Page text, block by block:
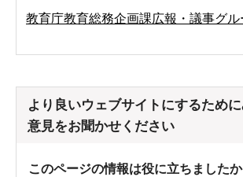
教育庁教育総務企画課広報・議事グル
より良いウェブサイトにするため
意見をお聞かせください
このページの情報は役に立ちましたか